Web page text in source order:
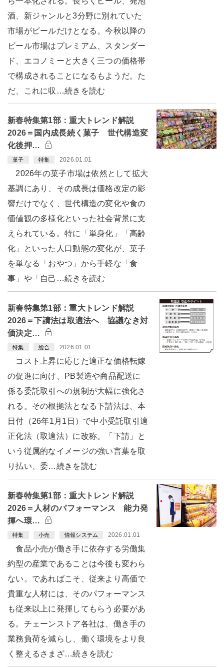
酒、新ジャンルと3分野に別れていた
市場がビールだけとなる。今秋以降の
ビール市場はプレミアム、スタンダー
ド、エコノミーと大きく三つの価格帯
で構成されることになるもようだ。た
だ、これに収…続きを読む
新春特集第1部：重大トレンド解説
2026＝国内成長続く菓子 世代構造変
化後押…
菓子 特集 2026.01.01
2026年の菓子市場は依然として拡大
基調にあり、その成長は価格改定の影
響だけでなく、世代構造の変化や食の
価値観の多様化といった社会背景に支
えられている。特に「単身化」「高齢
化」といった人口動態の変化が、菓子
を単なる「おやつ」から手軽な「食
事」や「自己…続きを読む
新春特集第1部：重大トレンド解説
2026＝下請法は取適法へ 協議なき対
価決定…
特集 総合 2026.01.01
コスト上昇に応じた適正な価格転嫁
の促進に向け、PB製造や商品配送に
係る委託取引への規制が大幅に強化さ
れる。その根拠法となる下請法は、本
日付（26年1月1日）で中小受託取引適
正化法（取適法）に改称。「下請」と
いう従属的なイメージの強い言葉を取
り払い、委…続きを読む
新春特集第1部：重大トレンド解説
2026＝人材のパフォーマンス 能力発
揮へ環…
特集 小売 情報システム 2026.01.01
食品小売が働き手に依存する労働集
約型の産業であることは今後も変わら
ない。であればこそ、従来より高価で
貴重な人材には、そのパフォーマンス
も従来以上に発揮してもらう必要があ
る。チェーンストア各社は、働き手の
業務負荷を減らし、働く環境をより良
く整えるさまざ…続きを読む